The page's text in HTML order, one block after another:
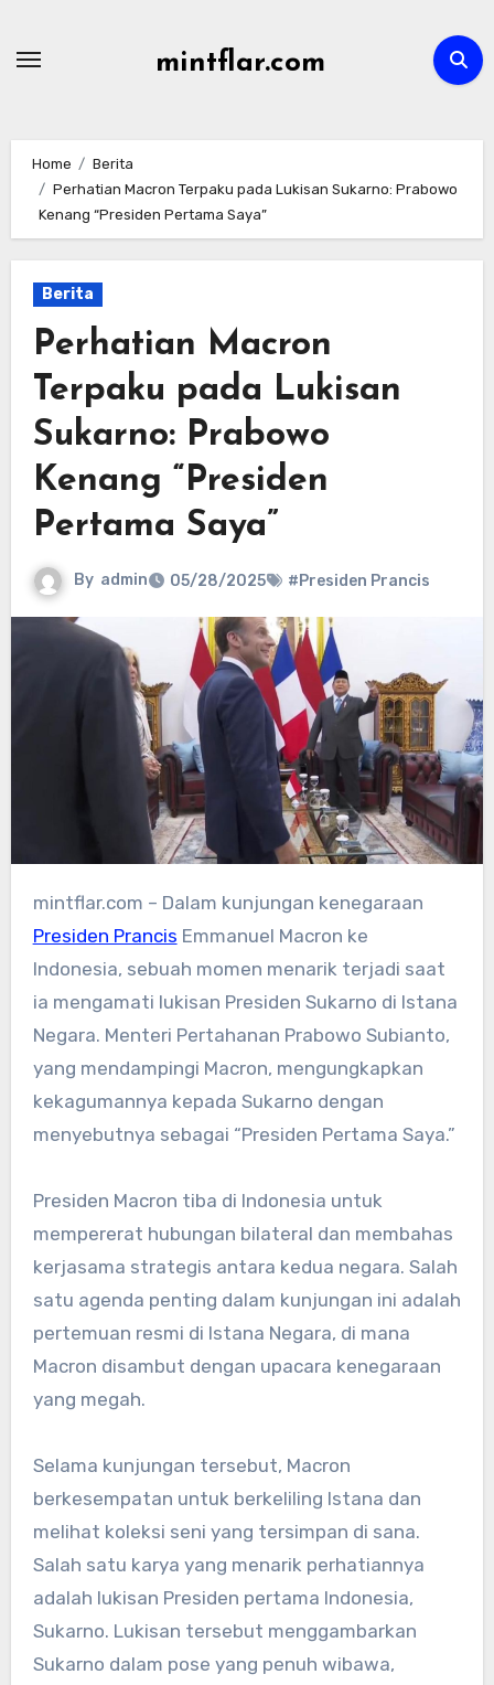
mintflar.com
Home
Berita
Perhatian Macron Terpaku pada Lukisan Sukarno: Prabowo
Kenang “Presiden Pertama Saya”
Berita
Perhatian Macron
Terpaku pada Lukisan
Sukarno: Prabowo
Kenang “Presiden
Pertama Saya”
By admin 05/28/2025 #Presiden Prancis
mintflar.com – Dalam kunjungan kenegaraan
Presiden Prancis Emmanuel Macron ke
Indonesia, sebuah momen menarik terjadi saat
ia mengamati lukisan Presiden Sukarno di Istana
Negara. Menteri Pertahanan Prabowo Subianto,
yang mendampingi Macron, mengungkapkan
kekagumannya kepada Sukarno dengan
menyebutnya sebagai “Presiden Pertama Saya.”
Presiden Macron tiba di Indonesia untuk
mempererat hubungan bilateral dan membahas
kerjasama strategis antara kedua negara. Salah
satu agenda penting dalam kunjungan ini adalah
pertemuan resmi di Istana Negara, di mana
Macron disambut dengan upacara kenegaraan
yang megah.
Selama kunjungan tersebut, Macron
berkesempatan untuk berkeliling Istana dan
melihat koleksi seni yang tersimpan di sana.
Salah satu karya yang menarik perhatiannya
adalah lukisan Presiden pertama Indonesia,
Sukarno. Lukisan tersebut menggambarkan
Sukarno dalam pose yang penuh wibawa,